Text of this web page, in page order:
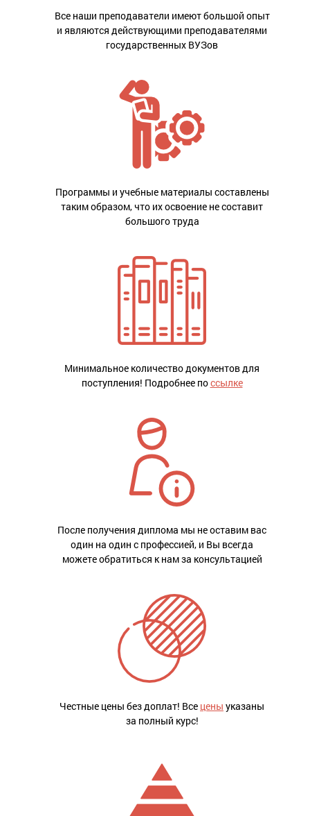
Все наши преподаватели имеют большой опыт
и являются действующими преподавателями
государственных ВУЗов
Программы и учебные материалы составлены
таким образом, что их освоение не составит
большого труда
Минимальное количество документов для
поступления! Подробнее поссылке
После получения диплома мы не оставим вас
один на один с профессией, и Вы всегда
можете обратиться к нам за консультацией
Честные цены без доплат! Все цены указаны
за полный курс!